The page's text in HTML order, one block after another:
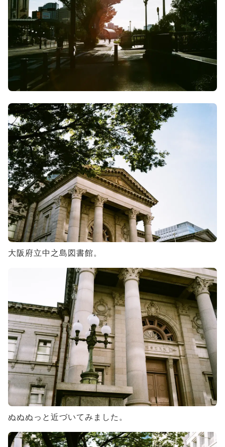
大阪府立中之島図書館。
ぬぬぬっと近づいてみました。